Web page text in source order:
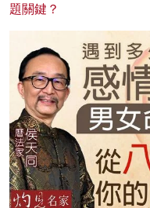
題關鍵？